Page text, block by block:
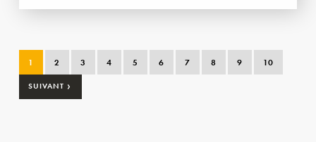
1 2 3 4 5 6 7 8 9 10
SUIVANT ›